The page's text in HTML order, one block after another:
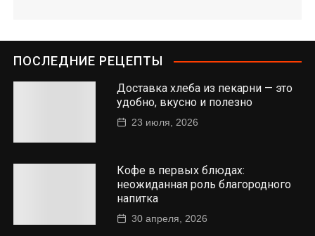
ПОСЛЕДНИЕ РЕЦЕПТЫ
Доставка хлеба из пекарни — это
удобно, вкусно и полезно
23 июля, 2026
Кофе в первых блюдах:
неожиданная роль благородного
напитка
30 апреля, 2026